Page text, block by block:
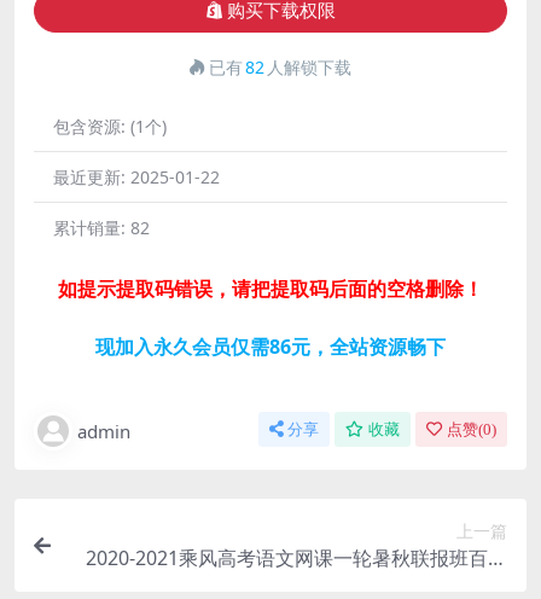
购买下载权限
已有82 人解锁下载
包含资源: (1个)
最近更新: 2025-01-22
累计销量: 82
如提示提取码错误，请把提取码后面的空格删除！
现加入永久会员仅需86元，全站资源畅下
admin 分享 收藏 点赞(0)
上一篇
2020-2021乘风高考语文网课一轮暑秋联报班百度